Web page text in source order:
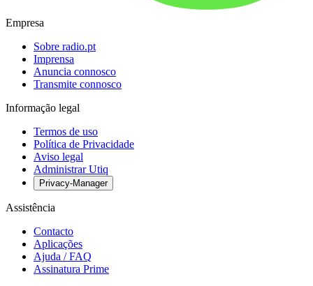
Empresa
Sobre radio.pt
Imprensa
Anuncia connosco
Transmite connosco
Informação legal
Termos de uso
Política de Privacidade
Aviso legal
Administrar Utiq
Privacy-Manager
Assistência
Contacto
Aplicações
Ajuda / FAQ
Assinatura Prime